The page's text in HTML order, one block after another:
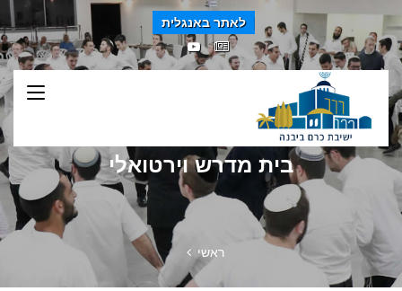
לאתר באנגלית
בית מדרש וירטואלי
ראשי